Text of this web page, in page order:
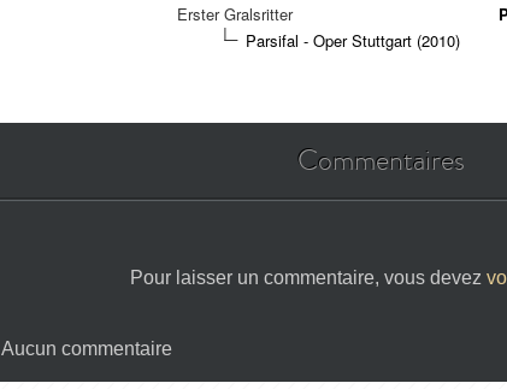
Erster Gralsritter
Parsifal - Oper Stuttgart (2010)
Commentaires
Pour laisser un commentaire, vous devez
Aucun commentaire